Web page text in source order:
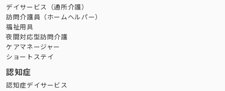
デイサービス（通所介護）
訪問介護員（ホームヘルパー）
福祉用具
夜間対応型訪問介護
ケアマネージャー
ショートステイ
認知症
認知症デイサービス